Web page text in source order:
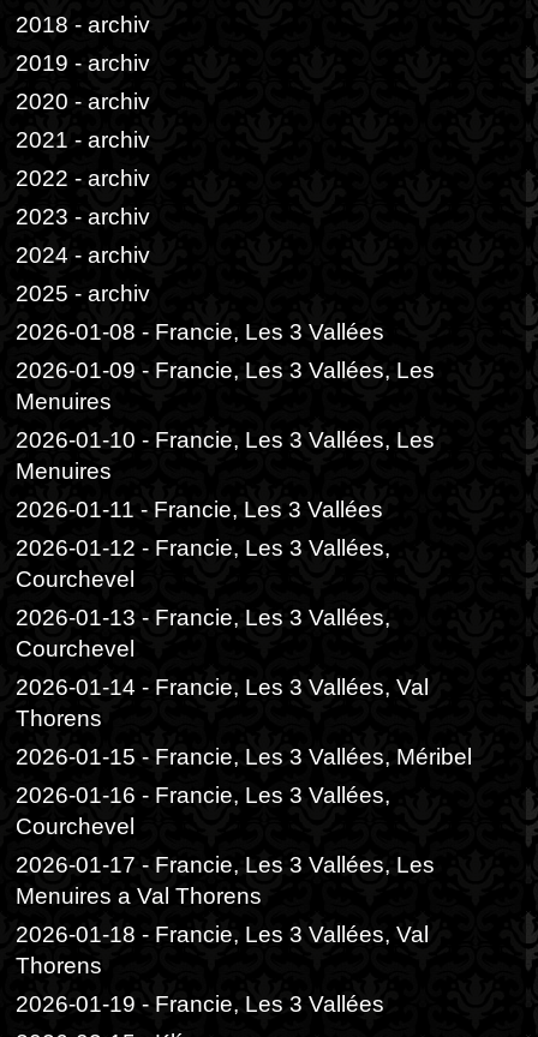
2018 - archiv
2019 - archiv
2020 - archiv
2021 - archiv
2022 - archiv
2023 - archiv
2024 - archiv
2025 - archiv
2026-01-08 - Francie, Les 3 Vallées
2026-01-09 - Francie, Les 3 Vallées, Les
Menuires
2026-01-10 - Francie, Les 3 Vallées, Les
Menuires
2026-01-11 - Francie, Les 3 Vallées
2026-01-12 - Francie, Les 3 Vallées,
Courchevel
2026-01-13 - Francie, Les 3 Vallées,
Courchevel
2026-01-14 - Francie, Les 3 Vallées, Val
Thorens
2026-01-15 - Francie, Les 3 Vallées, Méribel
2026-01-16 - Francie, Les 3 Vallées,
Courchevel
2026-01-17 - Francie, Les 3 Vallées, Les
Menuires a Val Thorens
2026-01-18 - Francie, Les 3 Vallées, Val
Thorens
2026-01-19 - Francie, Les 3 Vallées